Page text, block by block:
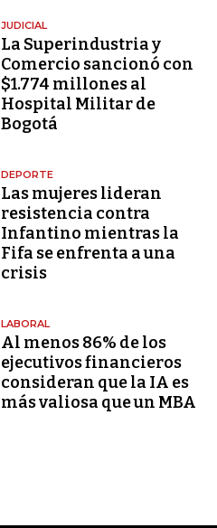
JUDICIAL
La Superindustria y
Comercio sancionó con
$1.774 millones al
Hospital Militar de
Bogotá
DEPORTE
Las mujeres lideran
resistencia contra
Infantino mientras la
Fifa se enfrenta a una
crisis
LABORAL
Al menos 86% de los
ejecutivos financieros
consideran que la IA es
más valiosa que un MBA